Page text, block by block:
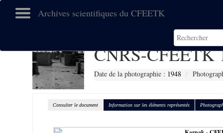
Archives scientifiques du CFEETK
CNRS-CFEETK
Date de la photographie : 1948
Consulter le document Information sur les éléments représentés